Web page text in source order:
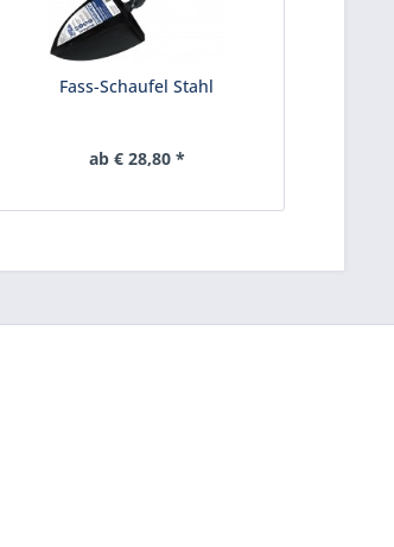
Fass-Schaufel Stahl
ab € 28,80 *